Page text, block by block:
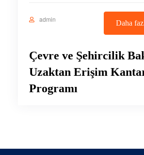
admin Daha
Çevre ve Şehircilik
Uzaktan Erişim
Programı